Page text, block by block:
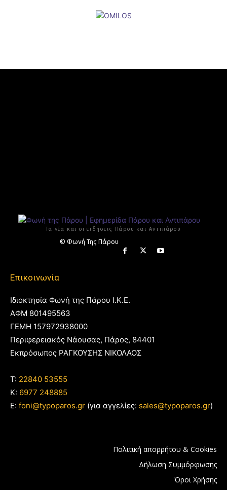
Τα νέα και οι ειδήσεις Πάρου και Αντιπάρου
© Φωνή Της Πάρου
Επικοινωνία
Ιδιοκτησία Φωνή της Πάρου Ι.Κ.Ε.
ΑΦΜ 801495563
ΓΕΜΗ 157972938000
Περιφερειακός Νάουσας, Πάρος, 84401
Εκπρόσωπος ΡΑΓΚΟΥΣΗΣ ΝΙΚΟΛΑΟΣ
T: 22840 53555
Κ: 6977 248885
E: foni@typoparos.gr (για αγγελίες: sales@typoparos.gr)
Πολιτική απορρήτου & Cookies
Δήλωση Συμμόρφωσης
Όροι Χρήσης